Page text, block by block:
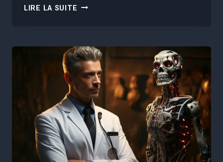
LIRE LA SUITE IA
:
RÉVOLUTION
OU
SIMPLE
ÉVOLUTION
?